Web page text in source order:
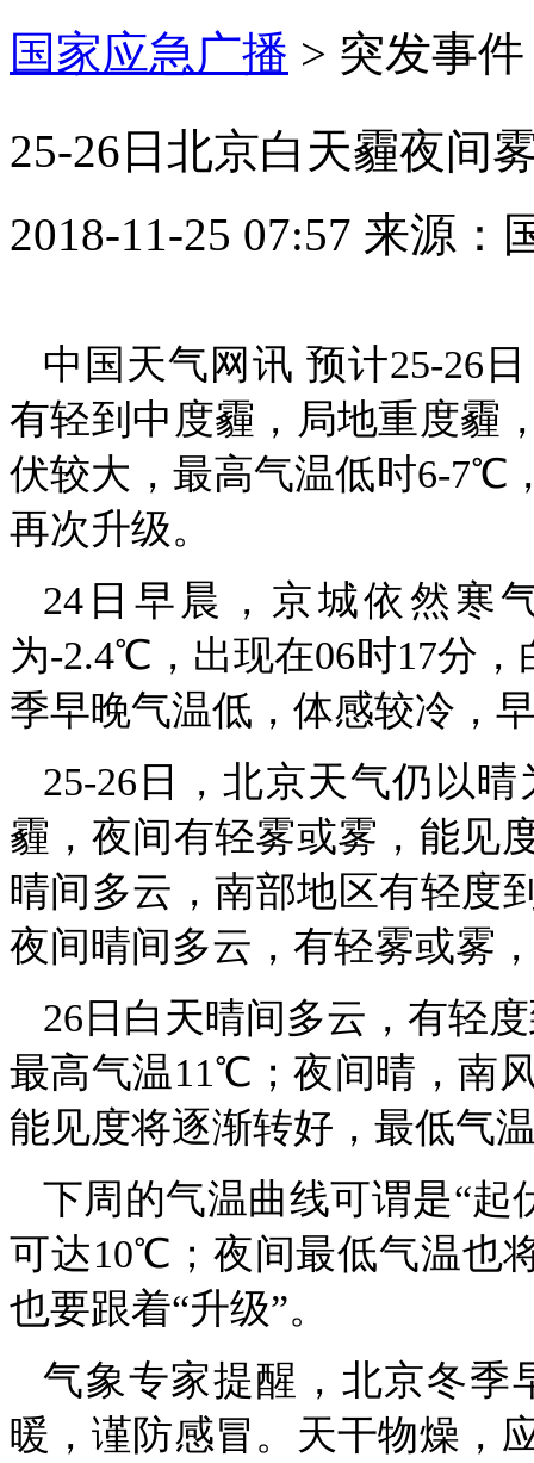
国家应急广播 > 突发事件
25-26日北京白天霾夜间
2018-11-25 07:57 来源：
中国天气网讯 预计25-26
有轻到中度霾，局地重度霾
伏较大，最高气温低时6-7℃
再次升级。
24日早晨，京城依然寒
为-2.4℃，出现在06时17分
季早晚气温低，体感较冷，
25-26日，北京天气仍以
霾，夜间有轻雾或雾，能见
晴间多云，南部地区有轻度
夜间晴间多云，有轻雾或雾
26日白天晴间多云，有轻
最高气温11℃；夜间晴，南
能见度将逐渐转好，最低气
下周的气温曲线可谓是“
可达10℃；夜间最低气温也
也要跟着“升级”。
气象专家提醒，北京冬季
暖，谨防感冒。天干物燥，